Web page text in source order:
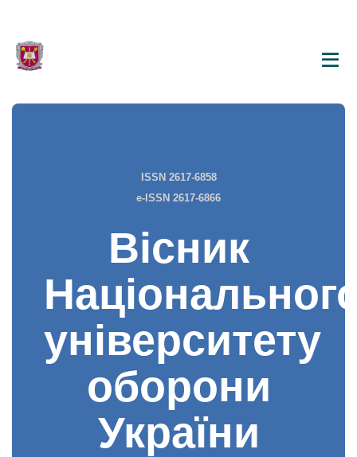
ISSN 2617-6858
e-ISSN 2617-6866
Вісник
університету
оборони
України